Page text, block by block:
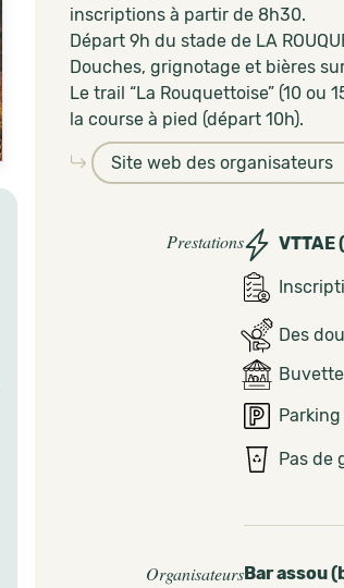
inscriptions à partir de 8h30.
Départ 9h du stade de LA
Douches, grignotage et bières
Le trail “La Rouquettoise” (10
la course à pied (départ 10h).
Site web des organisateurs
Prestations
Des
Pas de
OrganisateursBar assou